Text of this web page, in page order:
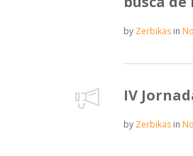
by Zerbikas in
IV
by Zerbikas in